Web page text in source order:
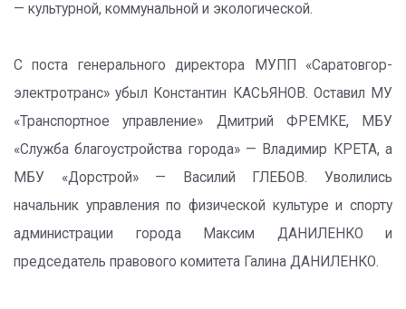
— культурной, коммунальной и экологической.
С поста генерального директора МУПП «Саратовгор­
электротранс» убыл Константин КАСЬЯНОВ. Оставил МУ
«Транспортное управление» Дмитрий ФРЕМКЕ, МБУ
«Служба благоустройства города» — Владимир КРЕТА, а
МБУ «Дорстрой» — Василий ГЛЕБОВ. Уволились
начальник управления по физической культуре и спорту
администрации города Максим ДАНИЛЕНКО и
председатель правового комитета Галина ДАНИЛЕНКО.